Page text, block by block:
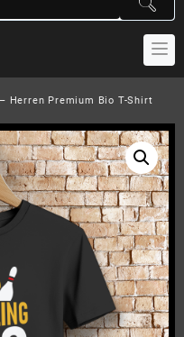
Herren Premium Bio T-Shirt